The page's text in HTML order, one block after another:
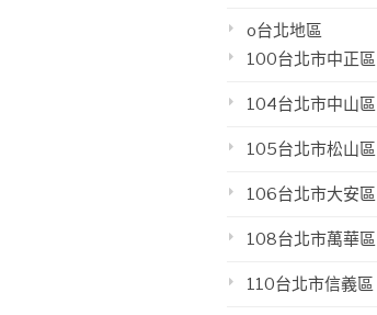
o台北地區
100台北市中正區
104台北市中山區
105台北市松山區
106台北市大安區
108台北市萬華區
110台北市信義區